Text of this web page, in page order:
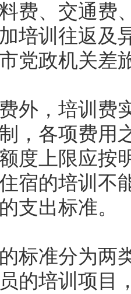
费、交通费
培训往返及
党政机关差
，培训费实
，各项费用
度上限应按
宿的培训不
支出标准。
准分为两类
的培训项目